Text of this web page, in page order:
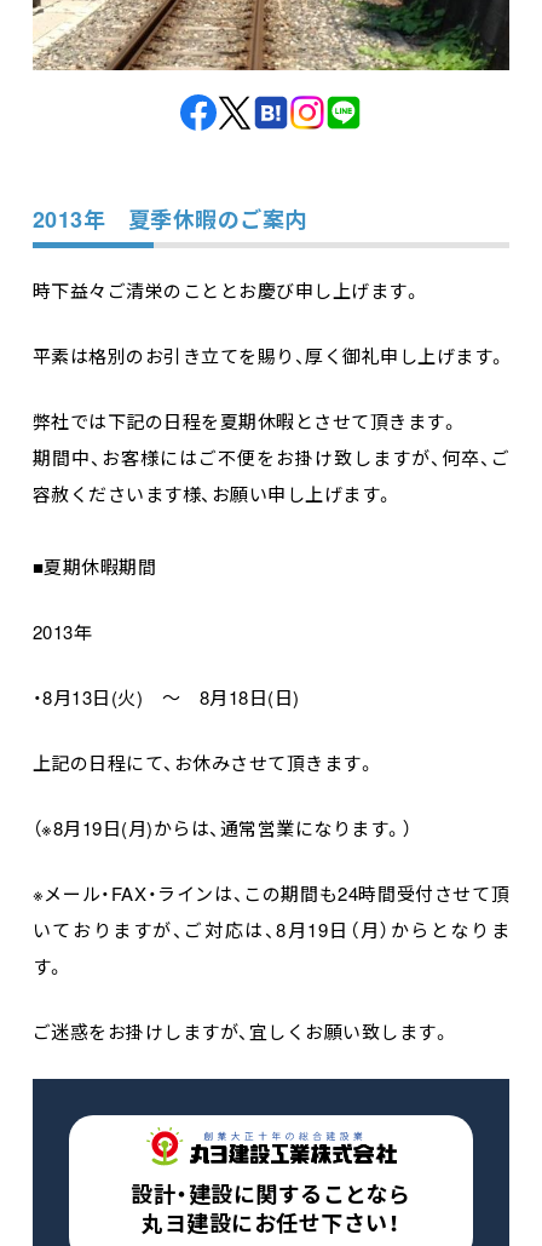
2013年 夏季休暇のご案内
時下益々ご清栄のこととお慶び申し上げます。
平素は格別のお引き立てを賜り、厚く御礼申し上げます。
弊社では下記の日程を夏期休暇とさせて頂きます。
期間中、お客様にはご不便をお掛け致しますが、何卒、ご
容赦くださいます様、お願い申し上げます。
■夏期休暇期間
2013年
・8月13日(火) ～ 8月18日(日)
上記の日程にて、お休みさせて頂きます。
（※8月19日(月)からは、通常営業になります。）
※メール・FAX・ラインは、この期間も24時間受付させて頂
いておりますが、ご対応は、8月19日（月）からとなりま
す。
ご迷惑をお掛けしますが、宜しくお願い致します。
設計・建設に関することなら
丸ヨ建設にお任せ下さい！